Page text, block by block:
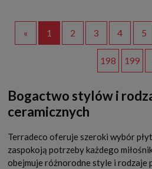
« 1 2 3 4 5
198 199
Bogactwo stylów i
ceramicznych
Terradeco oferuje szeroki wybór
zaspokoją potrzeby każdego
obejmuje różnorodne style i rodzaje